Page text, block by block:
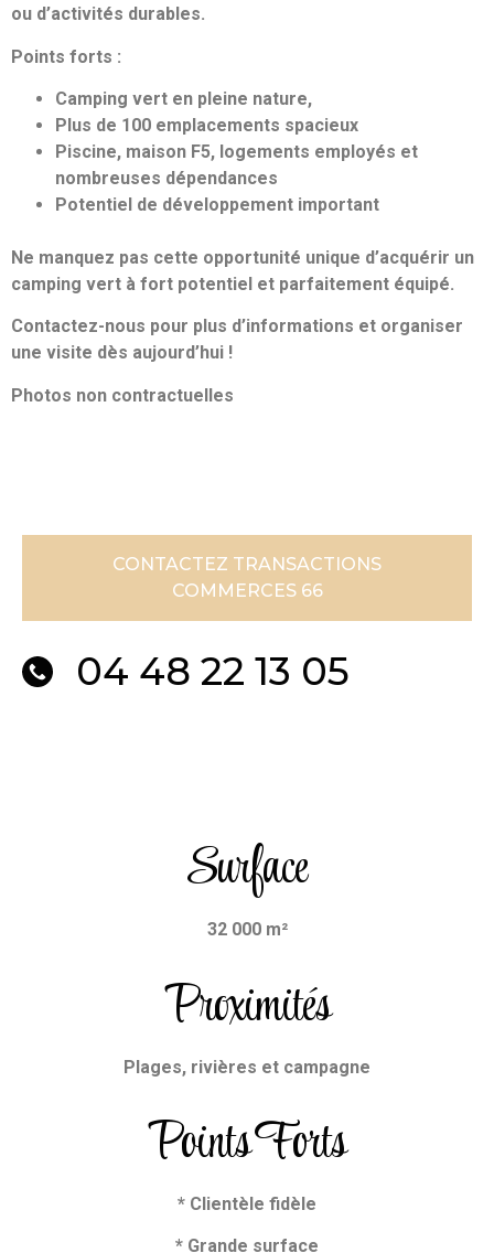
ou d’activités durables.
Points forts :
Camping vert en pleine nature,
Plus de 100 emplacements spacieux
Piscine, maison F5, logements employés et
nombreuses dépendances
Potentiel de développement important
Ne manquez pas cette opportunité unique d’acquérir un
camping vert à fort potentiel et parfaitement équipé.
Contactez-nous pour plus d’informations et organiser
une visite dès aujourd’hui !
Photos non contractuelles
CONTACTEZ TRANSACTIONS
COMMERCES 66
04 48 22 13 05
Surface
32 000 m²
Proximités
Plages, rivières et campagne
Points Forts
* Clientèle fidèle
* Grande surface